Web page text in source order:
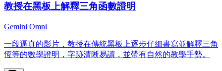
教授在黑板上解釋三角函數證明
Gemini Omni
一段逼真的影片，教授在傳統黑板上逐步仔細書寫並解釋三角
恆等的數學證明，字跡清晰易讀，並帶有自然的教學手勢。